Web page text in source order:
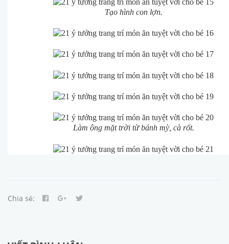
Tạo hình con lợn.
Làm ông mặt trời từ bánh mỳ, cà rốt.
Chia sẻ: